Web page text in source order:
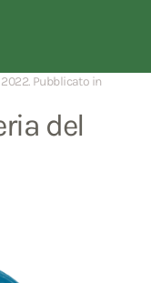
. Pubblicato in
del